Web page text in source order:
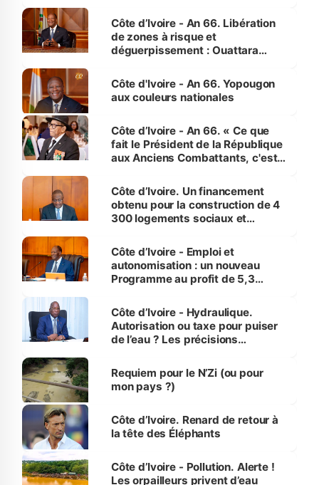
milieu des sinistrés
Côte d’Ivoire - An 66. Libération
de zones à risque et
déguerpissement : Ouattara
l'Etat de droit pour préserver les
vies humaines »
Côte d'Ivoire - An 66. Yopougon
aux couleurs nationales
Côte d’Ivoire - An 66. « Ce que
fait le Président de la République
aux Anciens Combattants, c'est
Côte d’Ivoire. Un financement
obtenu pour la construction de 4
300 logements sociaux et
et Yamoussoukro
Côte d’Ivoire - Emploi et
autonomisation : un nouveau
Programme au profit de 5,3
Côte d’Ivoire - Hydraulique.
Autorisation ou taxe pour puiser
de l’eau ? Les précisions
Requiem pour le N’Zi (ou pour
mon pays ?)
Côte d’Ivoire. Renard de retour à
la tête des Éléphants
Côte d’Ivoire - Pollution. Alerte !
Les orpailleurs privent d’eau